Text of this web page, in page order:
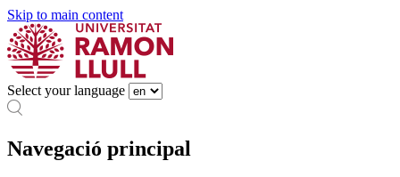
Skip to main content
Select your language
Navegació principal